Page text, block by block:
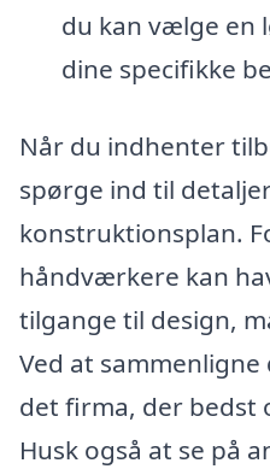
du kan vælge en
dine specifikke
Når du indhenter
spørge ind til
konstruktionsplan.
håndværkere kan
tilgange til design,
Ved at
det firma, der bedst
Husk også at se på